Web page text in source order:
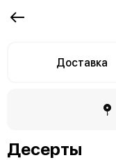
Доставка
Десерты